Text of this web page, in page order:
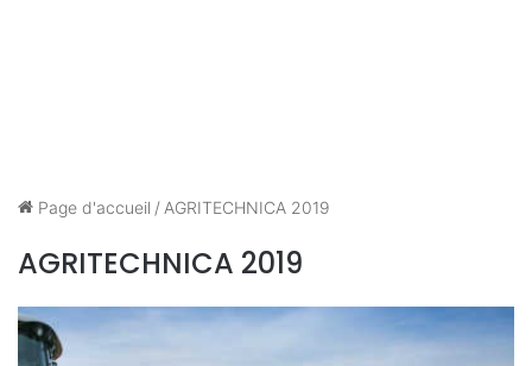
Page d'accueil / AGRITECHNICA 2019
AGRITECHNICA 2019